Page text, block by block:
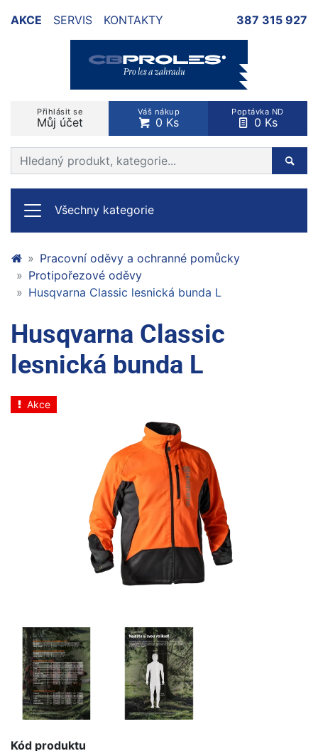
AKCE SERVIS KONTAKTY 387 315 927
Přihlásit se
Můj účet
Váš nákup
0 Ks
Poptávka ND
0 Ks
Prohledat web
Všechny kategorie
Pracovní oděvy a ochranné pomůcky
Protipořezové oděvy
Husqvarna Classic lesnická bunda L
Husqvarna Classic
lesnická bunda L
Akce
Kód produktu